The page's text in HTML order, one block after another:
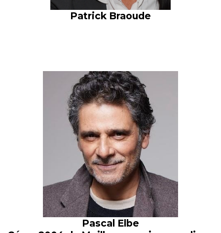
Patrick Braoude
Pascal Elbe